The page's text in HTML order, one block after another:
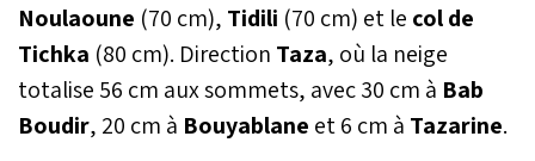
Noulaoune (70 cm), Tidili (70 cm) et le col de
Tichka (80 cm). Direction Taza, où la neige
totalise 56 cm aux sommets, avec 30 cm à Bab
Boudir, 20 cm à Bouyablane et 6 cm à Tazarine.